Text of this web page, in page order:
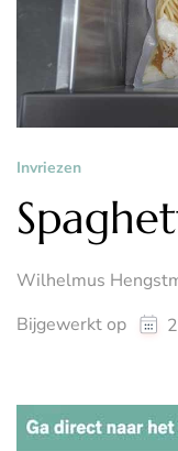
Invriezen
Wilhelmus
Bijgewerkt op